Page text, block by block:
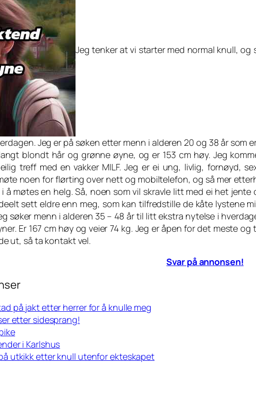
Jeg tenker at vi starter med normal knull, og
Jeg er på søken etter menn i alderen 20 og 38 år som
blondt hår og grønne øyne, og er 153 cm høy. Jeg
treff med en vakker MILF. Jeg er ei ung, livlig, fornøyd,
noen for flørting over nett og mobiltelefon, og så mer
å møtes en helg. Så, noen som vil skravle litt med ei het
sett eldre enn meg, som kan tilfredstille de kåte lystene
søker menn i alderen 35 – 48 år til litt ekstra nytelse i
Er 167 cm høy og veier 74 kg. Jeg er åpen for det meste
ut, så ta kontakt vel.
Svar på annonsen!
på jakt etter herrer for å knulle meg
etter sidesprang!
i Karlshus
utkikk etter knull utenfor ekteskapet